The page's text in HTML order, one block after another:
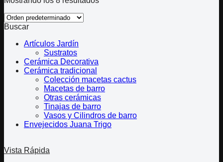
Buscar
Artículos Jardín
Sustratos
Cerámica Decorativa
Cerámica tradicional
Colección macetas cactus
Macetas de barro
Otras cerámicas
Tinajas de barro
Vasos y Cilindros de barro
Envejecidos Juana Trigo
Vista Rápida